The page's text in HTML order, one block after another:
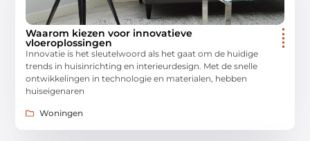
Waarom kiezen voor innovatieve
vloeroplossingen
Innovatie is het sleutelwoord als het gaat om de huidige
trends in huisinrichting en interieurdesign. Met de snelle
ontwikkelingen in technologie en materialen, hebben
huiseigenaren
Woningen